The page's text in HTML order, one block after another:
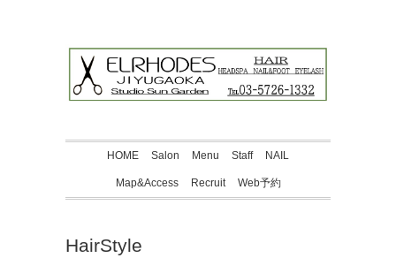
HOME Salon Menu Staff NAIL
Map&Access Recruit Web予約
HairStyle